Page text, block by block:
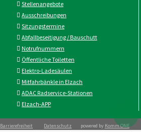
Stellenangebote
Ausschreibungen
Sitzungstermine
Abfallbeseitigung / Bauschutt
Notrufnummern
Öffentliche Toiletten
Elektro-Ladesäulen
Mitfahrbänkle in Elzach
ADAC Radservice-Stationen
Elzach-APP
Barrierefreiheit Datenschutz powered by Komm.ONE